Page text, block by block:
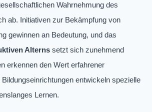
Wahrnehmung des
ab. Initiativen zur Bekämpfung von
gewinnen an Bedeutung, und das
Alterns setzt sich zunehmend
erkennen den Wert erfahrener
Bildungseinrichtungen entwickeln spezielle
Lernen.